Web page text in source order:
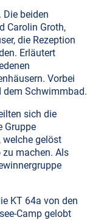
beiden
Carolin Groth,
die Rezeption
Erläutert
Vorbei
dem Schwimmbad.
sich die
Gruppe
welche gelöst
zu machen. Als
KT 64a von den
Camp gelobt